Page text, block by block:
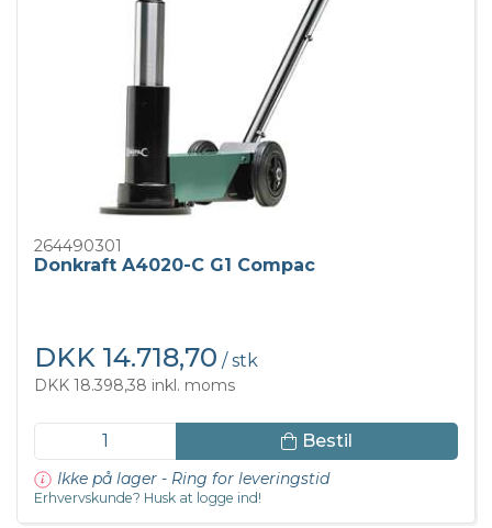
264490301
Donkraft A4020-C G1 Compac
DKK 14.718,70 / stk
DKK 18.398,38 inkl. moms
Bestil
Ikke på lager - Ring for leveringstid
Erhvervskunde? Husk at logge ind!